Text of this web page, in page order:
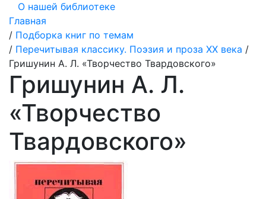
О нашей библиотеке
Главная
/ Подборка книг по темам
/ Перечитывая классику. Поэзия и проза ХХ века /
Гришунин А. Л. «Творчество Твардовского»
Гришунин А. Л.
«Творчество
Твардовского»